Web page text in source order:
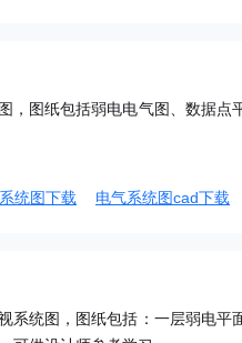
，图纸包括弱电电气图、数据点
统图下载 电气系统图cad下载
系统图，图纸包括：一层弱电平